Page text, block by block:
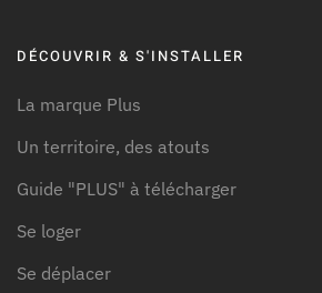
DÉCOUVRIR & S'INSTALLER
La marque Plus
Un territoire, des atouts
Guide "PLUS" à télécharger
Se loger
Se déplacer